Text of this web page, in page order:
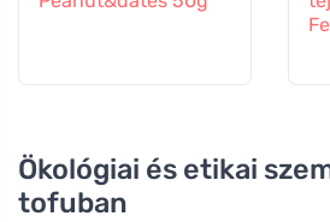
Ökológiai és etikai
tofuban